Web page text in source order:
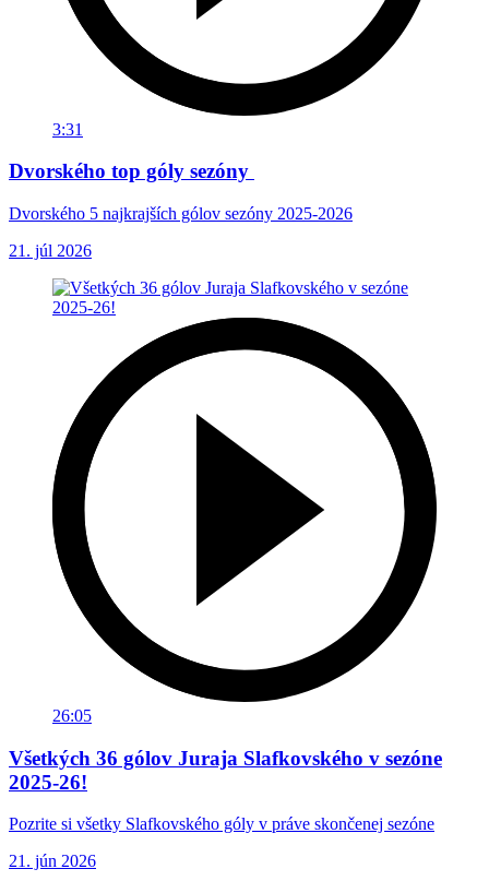
3:31
Dvorského top góly sezóny
Dvorského 5 najkrajších gólov sezóny 2025-2026
21. júl 2026
26:05
Všetkých 36 gólov Juraja Slafkovského v sezóne
2025-26!
Pozrite si všetky Slafkovského góly v práve skončenej sezóne
21. jún 2026